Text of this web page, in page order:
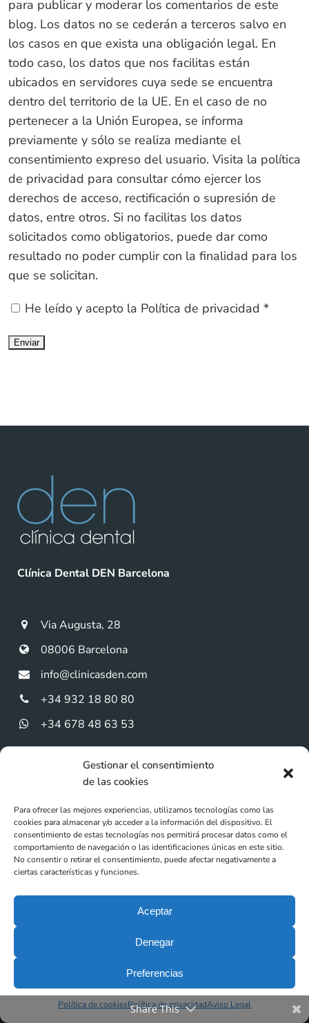
Gestionar el consentimiento
de las cookies
Para ofrecer las mejores experiencias, utilizamos tecnologías como las
cookies para almacenar y/o acceder a la información del dispositivo. El
consentimiento de estas tecnologías nos permitirá procesar datos como el
comportamiento de navegación o las identificaciones únicas en este sitio.
No consentir o retirar el consentimiento, puede afectar negativamente a
ciertas características y funciones.
Aceptar
Denegar
Preferencias
Política de cookiesPolítica de privacidadAviso Legal
para publicar y moderar los comentarios de este
blog. Los datos no se cederán a terceros salvo en
los casos en que exista una obligación legal. En
todo caso, los datos que nos facilitas están
ubicados en servidores cuya sede se encuentra
dentro del territorio de la UE. En el caso de no
pertenecer a la Unión Europea, se informa
previamente y sólo se realiza mediante el
consentimiento expreso del usuario. Visita la política
de privacidad para consultar cómo ejercer los
derechos de acceso, rectificación o supresión de
datos, entre otros. Si no facilitas los datos
solicitados como obligatorios, puede dar como
resultado no poder cumplir con la finalidad para los
que se solicitan.
He leído y acepto la Política de privacidad *
Clínica Dental DEN Barcelona
Via Augusta, 28
08006 Barcelona
info@clinicasden.com
+34 932 18 80 80
+34 678 48 63 53
Share This